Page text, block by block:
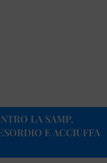
LA SAMP,
E ACCIUFFA